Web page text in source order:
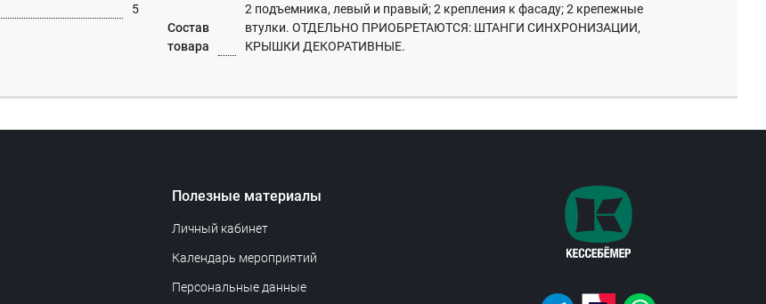
5
Состав
товара
2 подъемника, левый и правый; 2 крепления к фасаду; 2 крепежные
втулки. ОТДЕЛЬНО ПРИОБРЕТАЮТСЯ: ШТАНГИ СИНХРОНИЗАЦИИ,
КРЫШКИ ДЕКОРАТИВНЫЕ.
Полезные материалы
Личный кабинет
Календарь мероприятий
Персональные данные